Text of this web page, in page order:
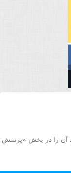
آن را در بخش «پرسش